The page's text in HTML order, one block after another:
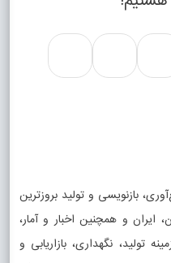
بازنویسی و تولید بروزترین
ایران و همچنین اخبار و آمار،
تولید، نگهداری، بازاریابی و